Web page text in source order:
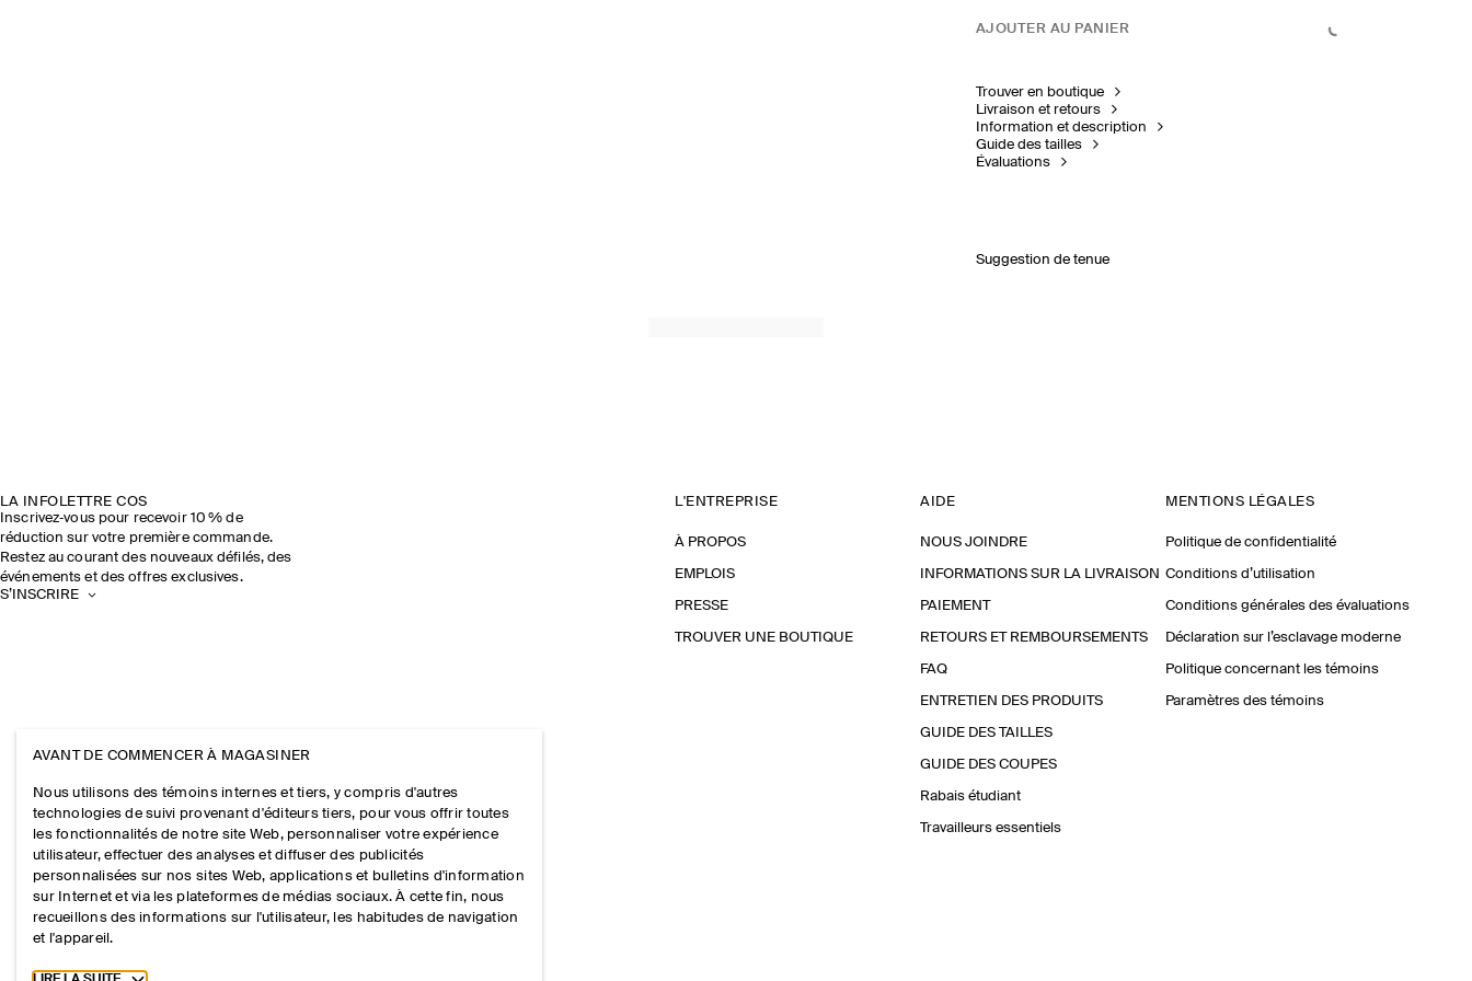
AJOUTER AU PANIER
Trouver en boutique
Livraison et retours
Information et description
Guide des tailles
Évaluations
Suggestion de tenue
LA INFOLETTRE COS
Inscrivez‑vous pour recevoir 10 % de
réduction sur votre première commande.
Restez au courant des nouveaux défilés, des
événements et des offres exclusives.
S’INSCRIRE
L'ENTREPRISE
À PROPOS
EMPLOIS
PRESSE
TROUVER UNE BOUTIQUE
AIDE
NOUS JOINDRE
INFORMATIONS SUR LA LIVRAISON
PAIEMENT
RETOURS ET REMBOURSEMENTS
FAQ
ENTRETIEN DES PRODUITS
GUIDE DES TAILLES
GUIDE DES COUPES
Rabais étudiant
Travailleurs essentiels
MENTIONS LÉGALES
Politique de confidentialité
Conditions d’utilisation
Conditions générales des évaluations
Déclaration sur l’esclavage moderne
Politique concernant les témoins
Paramètres des témoins
AVANT DE COMMENCER À MAGASINER
Nous utilisons des témoins internes et tiers, y compris d'autres
technologies de suivi provenant d'éditeurs tiers, pour vous offrir toutes
les fonctionnalités de notre site Web, personnaliser votre expérience
utilisateur, effectuer des analyses et diffuser des publicités
personnalisées sur nos sites Web, applications et bulletins d'information
sur Internet et via les plateformes de médias sociaux. À cette fin, nous
recueillons des informations sur l'utilisateur, les habitudes de navigation
et l'appareil.